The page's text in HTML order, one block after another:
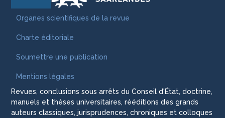
Organes scientifiques de la revue
Charte éditoriale
Soumettre une publication
Mentions légales
Revues, conclusions sous arrêts du Conseil d'État, doctrine,
manuels et thèses universitaires, rééditions des grands
auteurs classiques, jurisprudences, chroniques et colloques